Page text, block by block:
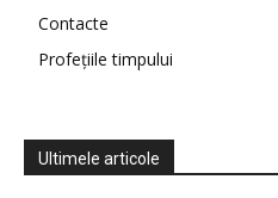
Contacte
Profețiile timpului
Ultimele articole